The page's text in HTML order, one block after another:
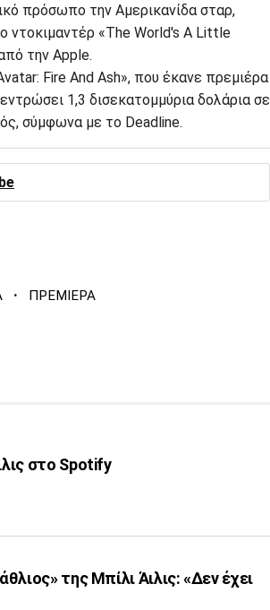
πρόσωπο την Αμερικανίδα σταρ,
ντοκιμαντέρ «The World's A Little
την Apple.
Fire And Ash», που έκανε πρεμιέρα
1,3 δισεκατομμύρια δολάρια σε
σύμφωνα με το Deadline.
· ΠΡΕΜΙΕΡΑ
στο Spotify
της Μπίλι Άιλις: «Δεν έχει